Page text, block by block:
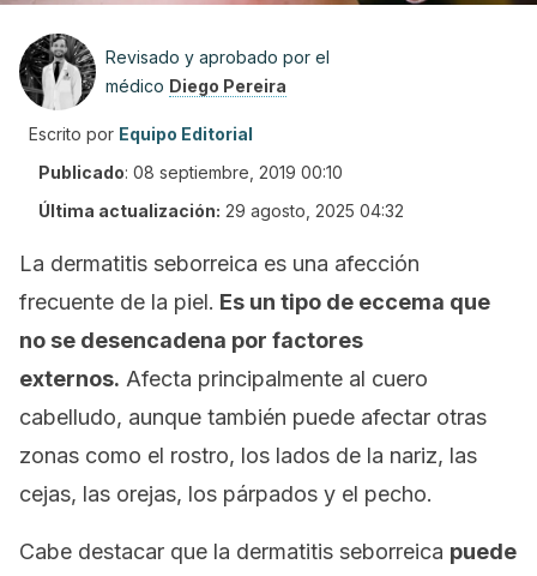
Revisado y aprobado por el
médico Diego Pereira
Escrito por Equipo Editorial
Publicado: 08 septiembre, 2019 00:10
Última actualización: 29 agosto, 2025 04:32
La dermatitis seborreica es una afección
frecuente de la piel. Es un tipo de eccema que
no se desencadena por factores
externos. Afecta principalmente al cuero
cabelludo, aunque también puede afectar otras
zonas como el rostro, los lados de la nariz, las
cejas, las orejas, los párpados y el pecho.
Cabe destacar que la dermatitis seborreica puede